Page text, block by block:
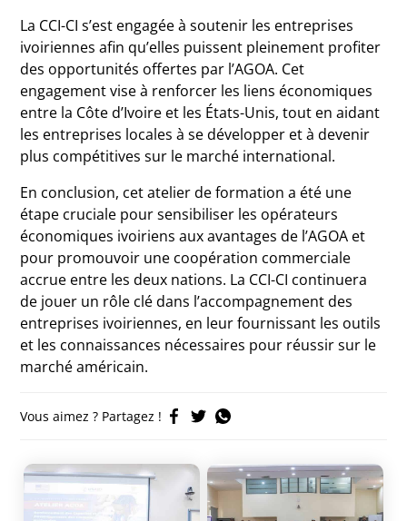
La CCI-CI s’est engagée à soutenir les entreprises
ivoiriennes afin qu’elles puissent pleinement profiter
des opportunités offertes par l’AGOA. Cet
engagement vise à renforcer les liens économiques
entre la Côte d’Ivoire et les États-Unis, tout en aidant
les entreprises locales à se développer et à devenir
plus compétitives sur le marché international.
En conclusion, cet atelier de formation a été une
étape cruciale pour sensibiliser les opérateurs
économiques ivoiriens aux avantages de l’AGOA et
pour promouvoir une coopération commerciale
accrue entre les deux nations. La CCI-CI continuera
de jouer un rôle clé dans l’accompagnement des
entreprises ivoiriennes, en leur fournissant les outils
et les connaissances nécessaires pour réussir sur le
marché américain.
Vous aimez ? Partagez !